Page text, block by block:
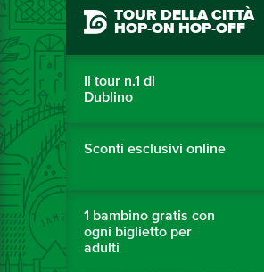
TOUR DELLA CITTÀ
HOP-ON HOP-OFF
Il tour n.1 di
Dublino
Sconti esclusivi online
1 bambino gratis con
ogni biglietto per
adulti